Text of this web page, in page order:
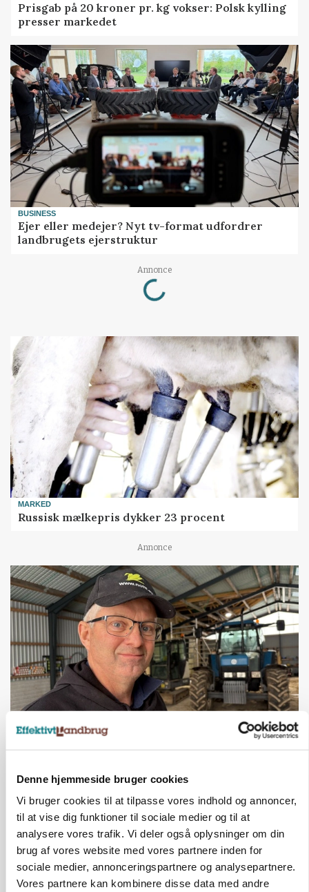
Denne hjemmeside bruger cookies
Vi bruger cookies til at tilpasse vores indhold og annoncer,
til at vise dig funktioner til sociale medier og til at
analysere vores trafik. Vi deler også oplysninger om din
brug af vores website med vores partnere inden for
sociale medier, annonceringspartnere og analysepartnere.
Vores partnere kan kombinere disse data med andre
Prisgab på 20 kroner pr. kg vokser: Polsk kylling
presser markedet
BUSINESS
Ejer eller medejer? Nyt tv-format udfordrer
landbrugets ejerstruktur
Annonce
Loading...
MARKED
Russisk mælkepris dykker 23 procent
Annonce
POLITIK
»Nu stopper I«: Landbrugsdebattør og
gødskningslov
Annonce
POLITIK
Folketinget behandler ny gødskningslov: Sådan
kan den ændre din bedrift fra 2027